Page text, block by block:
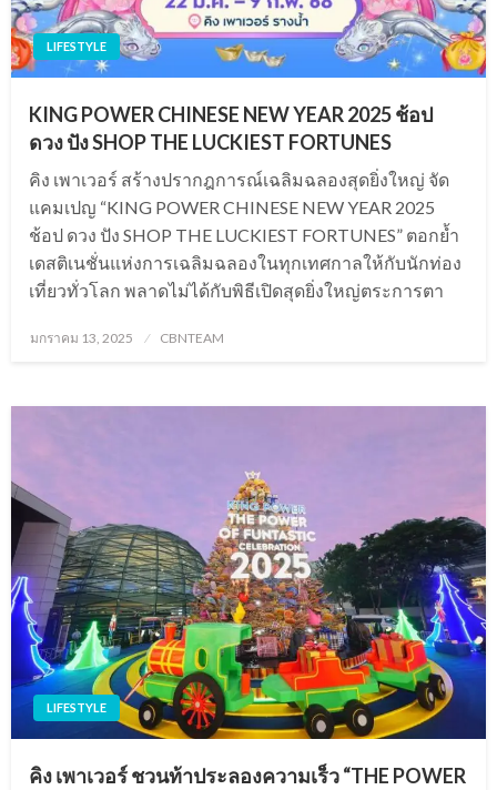
LIFESTYLE
KING POWER CHINESE NEW YEAR 2025 ช้อป
ดวง ปัง SHOP THE LUCKIEST FORTUNES
คิง เพาเวอร์ สร้างปรากฎการณ์เฉลิมฉลองสุดยิ่งใหญ่ จัด
แคมเปญ “KING POWER CHINESE NEW YEAR 2025
ช้อป ดวง ปัง SHOP THE LUCKIEST FORTUNES” ตอกย้ำ
เดสติเนชั่นแห่งการเฉลิมฉลองในทุกเทศกาลให้กับนักท่อง
เที่ยวทั่วโลก พลาดไม่ได้กับพิธีเปิดสุดยิ่งใหญ่ตระการตา
Posted
มกราคม 13, 2025 CBNTEAM
LIFESTYLE
คิง เพาเวอร์ ชวนท้าประลองความเร็ว “THE POWER